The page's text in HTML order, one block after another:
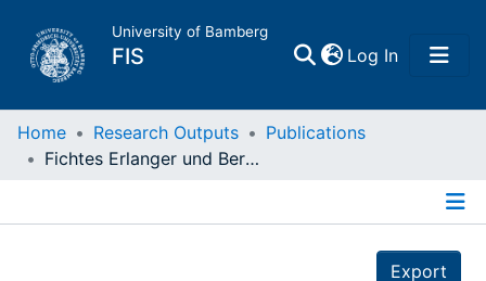
University of Bamberg
FIS Log In(current)
Home
Home Research Outputs
Publications
Fichtes Erlanger und Berliner Ideen für eine Universitätsreform und ihre aktuelle Bedeutung
Export